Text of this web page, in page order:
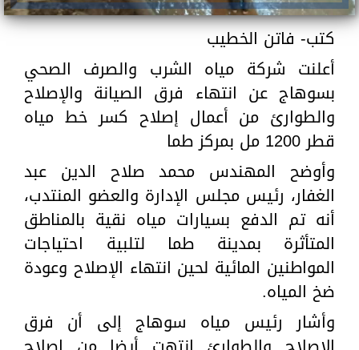
كتب- فاتن الخطيب
أعلنت شركة مياه الشرب والصرف الصحي
بسوهاج عن انتهاء فرق الصيانة والإصلاح
والطوارئ من أعمال إصلاح كسر خط مياه
قطر 1200 مل بمركز طما
وأوضح المهندس محمد صلاح الدين عبد
الغفار، رئيس مجلس الإدارة والعضو المنتدب،
أنه تم الدفع بسيارات مياه نقية بالمناطق
المتأثرة بمدينة طما لتلبية احتياجات
المواطنين المائية لحين انتهاء الإصلاح وعودة
ضخ المياه.
وأشار رئيس مياه سوهاج إلى أن فرق